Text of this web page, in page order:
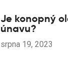
Je konopný
únavu?
srpna 19, 2023